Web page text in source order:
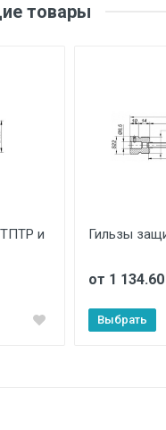
Термико
товары
и
Гильзы
от 1
Выбрать